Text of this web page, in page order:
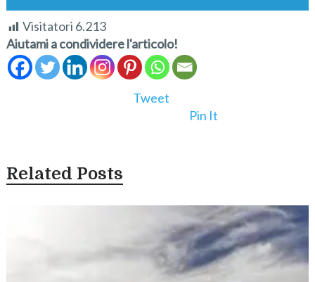
Visitatori 6.213
Aiutami a condividere l'articolo!
Tweet
Pin It
Related Posts